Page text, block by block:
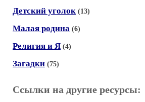
Детский уголок (13)
Малая родина (6)
Религия и Я (4)
Загадки (75)
Ссылки на другие ресурсы: